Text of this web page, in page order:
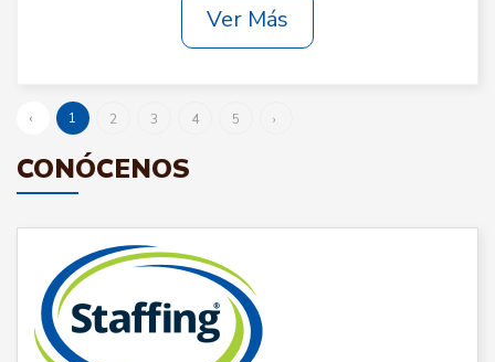
Ver Más
‹ 1 2 3 4 5 ›
CONÓCENOS